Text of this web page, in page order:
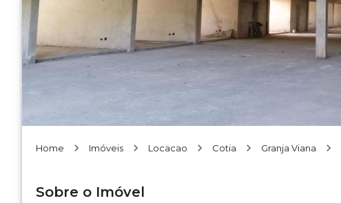
Home Imóveis Locacao Cotia Granja Viana
Sobre o Imóvel